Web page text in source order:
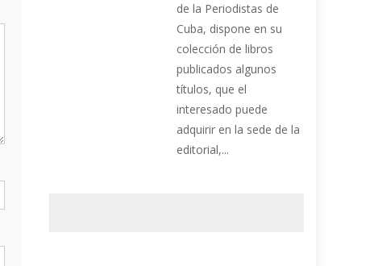
de la Periodistas de
Cuba, dispone en su
colección de libros
publicados algunos
títulos, que el
interesado puede
adquirir en la sede de la
editorial,...